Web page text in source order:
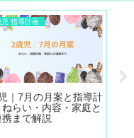
児 指導計画
｜7月の月案と指導計
らい・内容・家庭と
携まで解説